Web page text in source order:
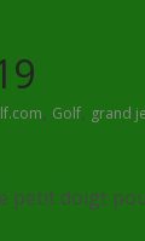
, Golf, grand
petit doigt